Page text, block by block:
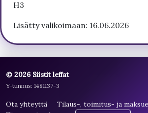
H3
Lisätty valikoimaan: 16.06.2026
© 2026 Siistit leffat
Y-tunnus: 1481137-3
Ota yhteyttä
Tilaus-, toimitus- ja